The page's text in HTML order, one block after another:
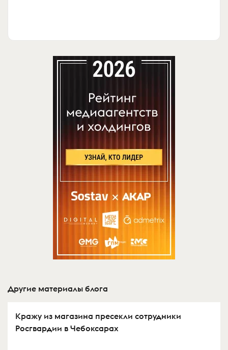
Другие материалы блога
Кражу из магазина пресекли сотрудники
Росгвардии в Чебоксарах